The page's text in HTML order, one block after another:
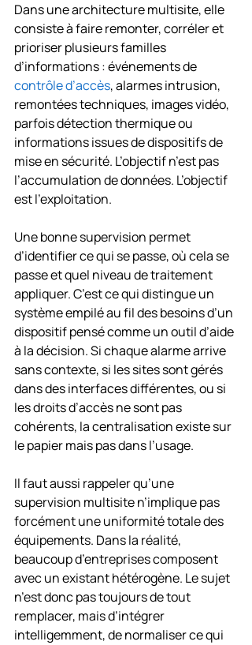
Dans une architecture multisite, elle
consiste à faire remonter, corréler et
prioriser plusieurs familles
d’informations : événements de
contrôle d’accès, alarmes intrusion,
remontées techniques, images vidéo,
parfois détection thermique ou
informations issues de dispositifs de
mise en sécurité. L’objectif n’est pas
l’accumulation de données. L’objectif
est l’exploitation.
Une bonne supervision permet
d’identifier ce qui se passe, où cela se
passe et quel niveau de traitement
appliquer. C’est ce qui distingue un
système empilé au fil des besoins d’un
dispositif pensé comme un outil d’aide
à la décision. Si chaque alarme arrive
sans contexte, si les sites sont gérés
dans des interfaces différentes, ou si
les droits d’accès ne sont pas
cohérents, la centralisation existe sur
le papier mais pas dans l’usage.
Il faut aussi rappeler qu’une
supervision multisite n’implique pas
forcément une uniformité totale des
équipements. Dans la réalité,
beaucoup d’entreprises composent
avec un existant hétérogène. Le sujet
n’est donc pas toujours de tout
remplacer, mais d’intégrer
intelligemment, de normaliser ce qui